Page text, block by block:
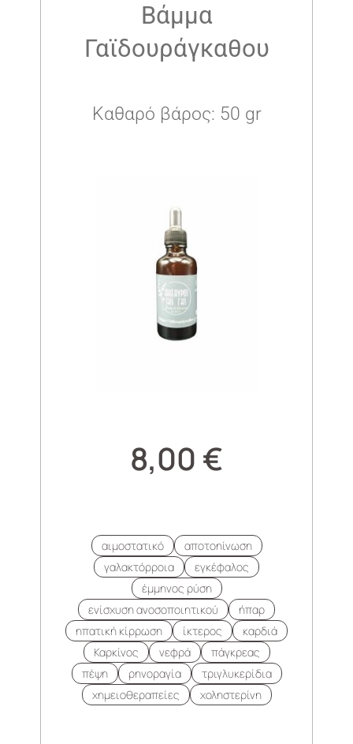
Βάμμα
Γαϊδουράγκαθου
Καθαρό βάρος: 50 gr
8,00 €
αιμοστατικό
αποτοηίνωση
γαλακτόρροια
εγκέφαλος
έμμηνος ρύση
ενίσχυση ανοσοποιητικού
ήπαρ
ηπατική κίρρωση
ίκτερος
καρδιά
Καρκίνος
νεφρά
πάγκρεας
πέψη
ρηνοραγία
τριγλυκερίδια
χημειοθεραπείες
χοληστερίνη